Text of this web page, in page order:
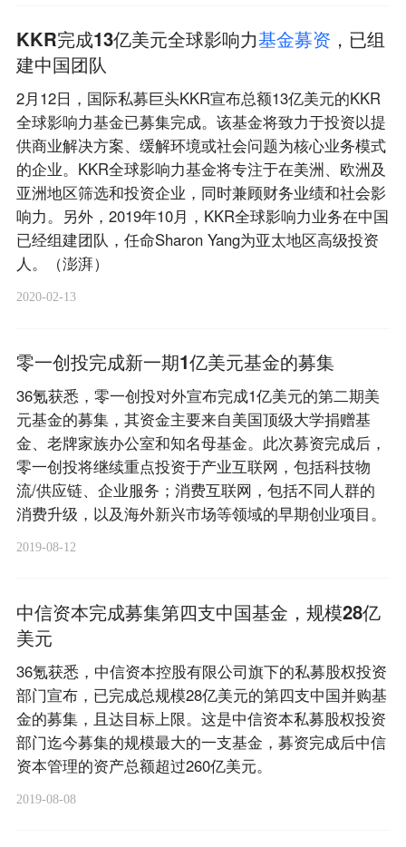
KKR完成13亿美元全球影响力基金募资 ，已组
建中国团队
2月12日，国际私募巨头KKR宣布总额13亿美元的KKR
全球影响力基金已募集完成。该基金将致力于投资以提
供商业解决方案、缓解环境或社会问题为核心业务模式
的企业。KKR全球影响力基金将专注于在美洲、欧洲及
亚洲地区筛选和投资企业，同时兼顾财务业绩和社会影
响力。另外，2019年10月，KKR全球影响力业务在中国
已经组建团队，任命Sharon Yang为亚太地区高级投资
人。（澎湃）
2020-02-13
零一创投完成新一期1亿美元基金的募集
36氪获悉，零一创投对外宣布完成1亿美元的第二期美
元基金的募集，其资金主要来自美国顶级大学捐赠基
金、老牌家族办公室和知名母基金。此次募资完成后，
零一创投将继续重点投资于产业互联网，包括科技物
流/供应链、企业服务；消费互联网，包括不同人群的
消费升级，以及海外新兴市场等领域的早期创业项目。
2019-08-12
中信资本完成募集第四支中国基金，规模28亿
美元
36氪获悉，中信资本控股有限公司旗下的私募股权投资
部门宣布，已完成总规模28亿美元的第四支中国并购基
金的募集，且达目标上限。这是中信资本私募股权投资
部门迄今募集的规模最大的一支基金，募资完成后中信
资本管理的资产总额超过260亿美元。
2019-08-08